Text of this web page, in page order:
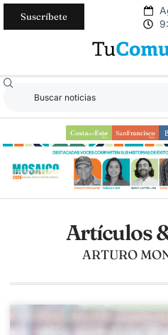
Suscríbete
Artículos
ARTURO